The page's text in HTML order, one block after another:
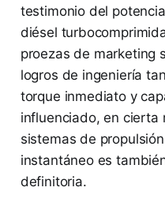
testimonio del
diésel
proezas de marketing
logros de ingeniería
torque inmediato y
influenciado, en cierta
sistemas de
instantáneo es
definitoria.